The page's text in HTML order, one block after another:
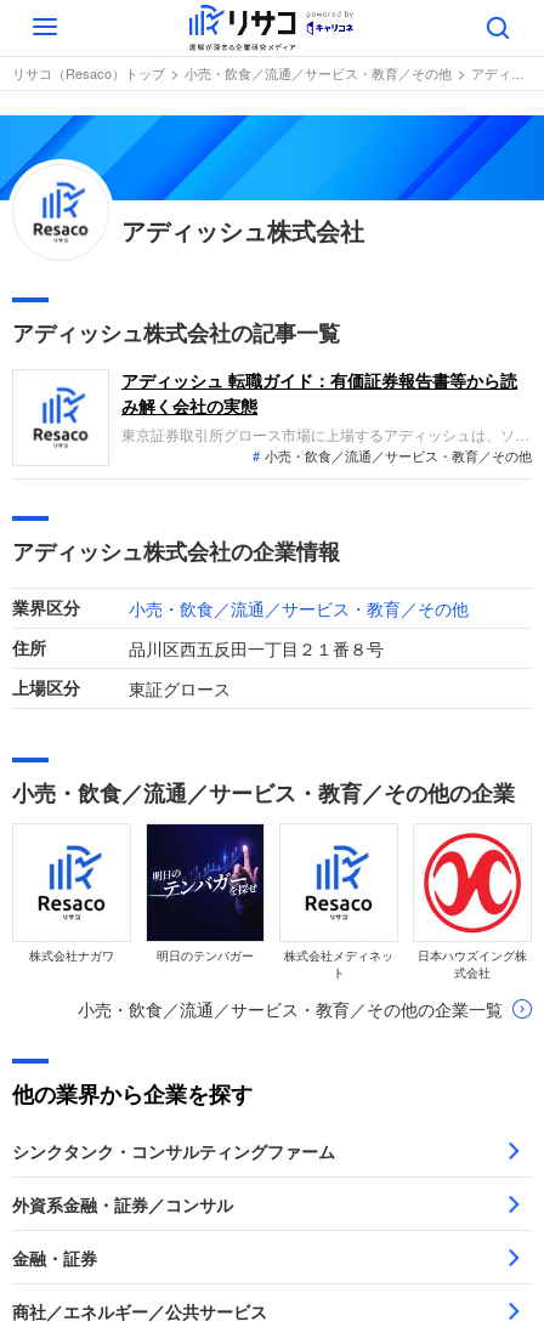
Toggle
navigation
リサコ（Resaco）トップ 小売・飲食／流通／サービス・教育／その他 アディッシュ株式会社
アディッシュ株式会社
アディッシュ株式会社の記事一覧
アディッシュ 転職ガイド：有価証券報告書等から読
み解く会社の実態
東京証券取引所グロース市場に上場するアディッシュは、ソー
シャルメディアの投稿監視やスタートアップ向けのカスタマー
サクセス支援などを行うカスタマーリレーション事業を展開し
改善が急務です。
小売・飲食／流通／サービス・教育／その他
アディッシュ株式会社の企業情報
業界区分 小売・飲食／流通／サービス・教育／その他
住所 品川区西五反田一丁目２１番８号
上場区分 東証グロース
小売・飲食／流通／サービス・教育／その他の企業
株式会社ナガワ 明日のテンバガー
株式会社メディネッ
ト
日本ハウズイング株
式会社
小売・飲食／流通／サービス・教育／その他の企業一覧
他の業界から企業を探す
シンクタンク・コンサルティングファーム
外資系金融・証券／コンサル
金融・証券
商社／エネルギー／公共サービス